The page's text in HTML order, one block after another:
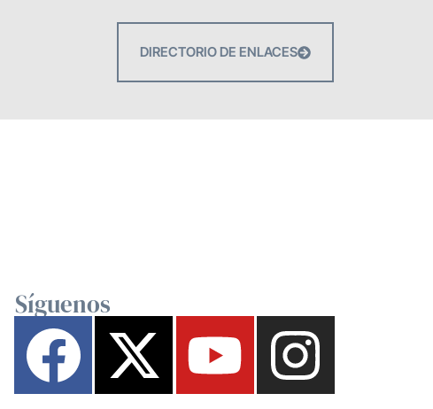
DIRECTORIO DE ENLACES
Síguenos